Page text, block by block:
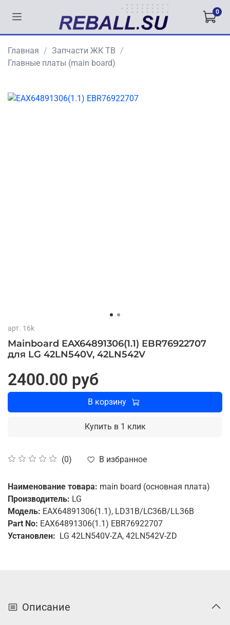
0
Главная
Запчасти ЖК ТВ
Главные платы (main board)
арт. 16k
Mainboard EAX64891306(1.1) EBR76922707
для LG 42LN540V, 42LN542V
(0) В избранное
2400.00 руб
В корзину
Купить в 1 клик
Наименование товара: main board (основная плата)
Производитель: LG
Модель: EAX64891306(1.1), LD31B/LC36B/LL36B
Part No: EAX64891306(1.1) EBR76922707
Установлен: LG 42LN540V-ZA, 42LN542V-ZD
Описание